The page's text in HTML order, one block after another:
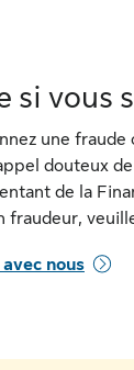
si vous
une
douteux
de la
fraudeur,
nous